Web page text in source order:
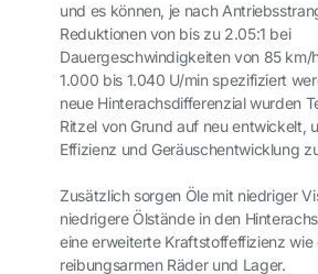
und es können, je nach
Reduktionen von bis zu 2.05:1 bei
Dauergeschwindigkeiten von 85 km/
1.000 bis 1.040 U/min spezifiziert
neue Hinterachsdifferenzial wurden
Ritzel von Grund auf neu entwickelt,
Effizienz und Geräuschentwicklung
Zusätzlich sorgen Öle mit niedriger
niedrigere Ölstände in den
eine erweiterte Kraftstoffeffizienz wie
reibungsarmen Räder und Lager.